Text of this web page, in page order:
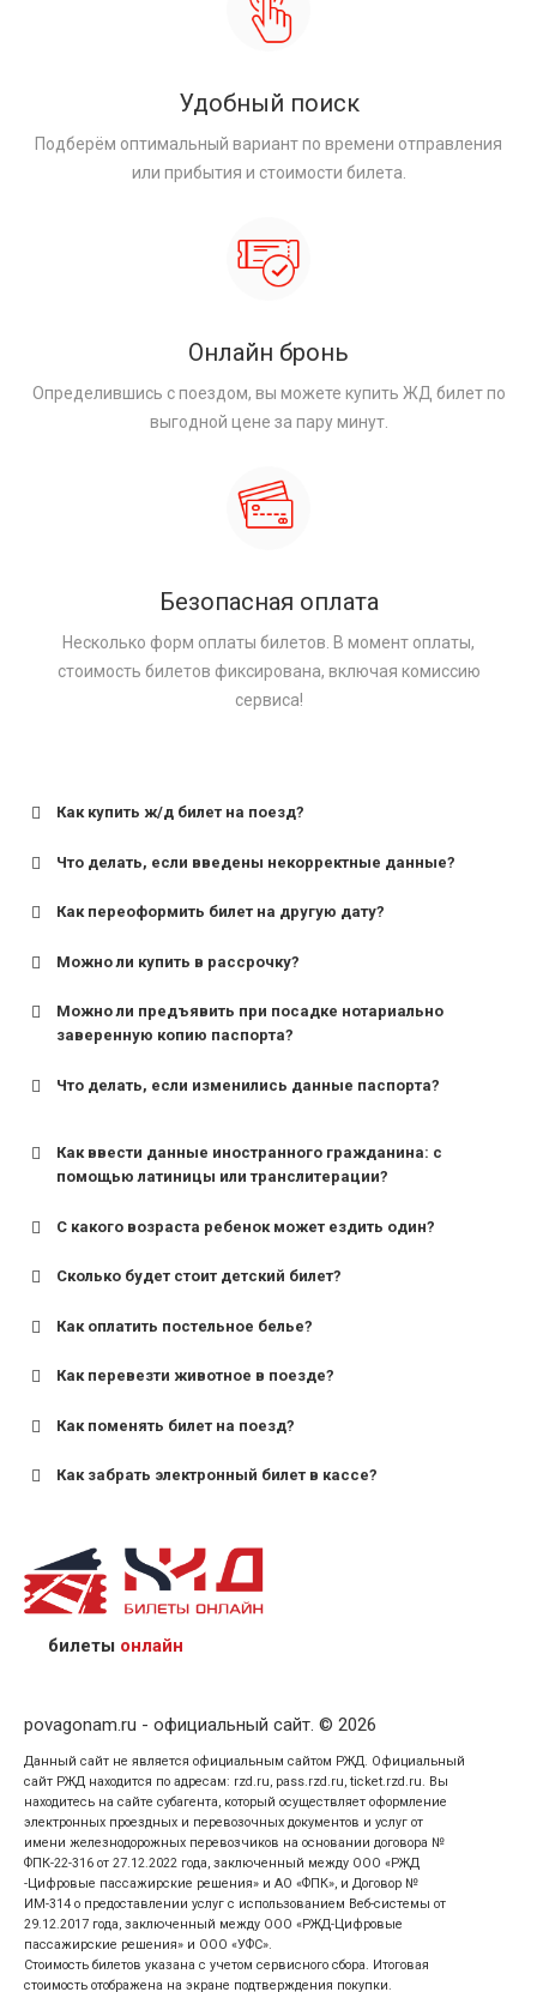
Удобный поиск
Подберём оптимальный вариант по времени отправления
или прибытия и стоимости билета.
Онлайн бронь
Определившись с поездом, вы можете купить ЖД билет по
выгодной цене за пару минут.
Безопасная оплата
Несколько форм оплаты билетов. В момент оплаты,
стоимость билетов фиксирована, включая комиссию
сервиса!
Как купить ж/д билет на поезд?
Что делать, если введены некорректные данные?
Как переоформить билет на другую дату?
Можно ли купить в рассрочку?
Можно ли предъявить при посадке нотариально
заверенную копию паспорта?
Что делать, если изменились данные паспорта?
Как ввести данные иностранного гражданина: с
помощью латиницы или транслитерации?
С какого возраста ребенок может ездить один?
для поездов дальнего следования — от 10 лет и
для пригородных поездов — от 7 лет.
Сколько будет стоит детский билет?
Как оплатить постельное белье?
Как перевезти животное в поезде?
Как поменять билет на поезд?
Как забрать электронный билет в кассе?
назвав кассиру 14-значный номер заказа;
предъявив удостоверение личности пассажира, на
кого оформлен билет.
билеты онлайн
povagonam.ru - официальный сайт. © 2026
Данный сайт не является официальным сайтом РЖД. Официальный
сайт РЖД находится по адресам: rzd.ru, pass.rzd.ru, ticket.rzd.ru. Вы
находитесь на сайте субагента, который осуществляет оформление
электронных проездных и перевозочных документов и услуг от
имени железнодорожных перевозчиков на основании договора №
ФПК-22-316 от 27.12.2022 года, заключенный между ООО «РЖД
-Цифровые пассажирские решения» и АО «ФПК», и Договор №
ИМ-314 о предоставлении услуг с использованием Веб-системы от
29.12.2017 года, заключенный между ООО «РЖД-Цифровые
пассажирские решения» и ООО «УФС».
Стоимость билетов указана с учетом сервисного сбора. Итоговая
стоимость отображена на экране подтверждения покупки.